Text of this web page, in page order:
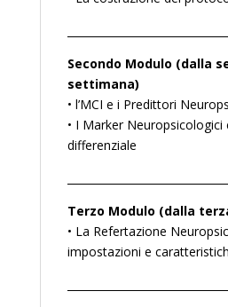
Secondo Modulo (dalla
settimana)
•⁠ ⁠l’MCI e i Predittori
•⁠ ⁠I Marker Neuropsicologici
differenziale
Terzo Modulo (dalla
•⁠ ⁠La Refertazione
impostazioni e